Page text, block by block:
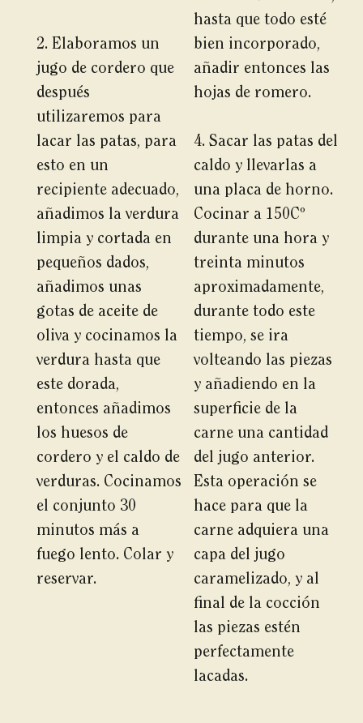
2. Elaboramos un
jugo de cordero que
después
utilizaremos para
lacar las patas, para
esto en un
recipiente adecuado,
añadimos la verdura
limpia y cortada en
pequeños dados,
añadimos unas
gotas de aceite de
oliva y cocinamos la
verdura hasta que
este dorada,
entonces añadimos
los huesos de
cordero y el caldo de
verduras. Cocinamos
el conjunto 30
minutos más a
fuego lento. Colar y
reservar.
hasta que todo esté
bien incorporado,
añadir entonces las
hojas de romero.
4. Sacar las patas del
caldo y llevarlas a
una placa de horno.
Cocinar a 150Cº
durante una hora y
treinta minutos
aproximadamente,
durante todo este
tiempo, se ira
volteando las piezas
y añadiendo en la
superficie de la
carne una cantidad
del jugo anterior.
Esta operación se
hace para que la
carne adquiera una
capa del jugo
caramelizado, y al
final de la cocción
las piezas estén
perfectamente
lacadas.